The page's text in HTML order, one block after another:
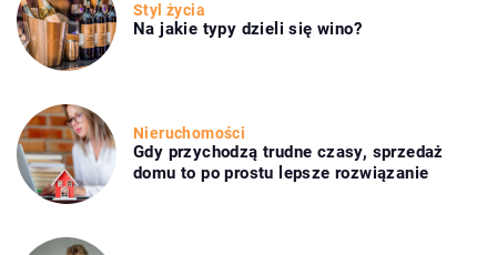
Styl życia
Na jakie typy dzieli się wino?
Nieruchomości
Gdy przychodzą trudne czasy, sprzedaż
domu to po prostu lepsze rozwiązanie